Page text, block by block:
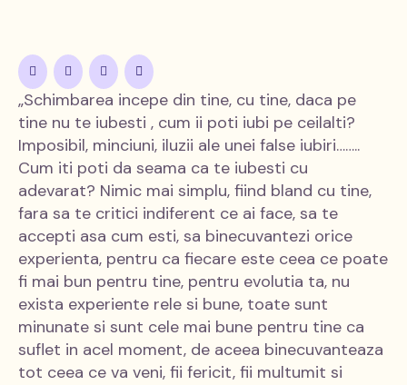
„Schimbarea incepe din tine, cu tine, daca pe
tine nu te iubesti , cum ii poti iubi pe ceilalti?
Imposibil, minciuni, iluzii ale unei false iubiri……..
Cum iti poti da seama ca te iubesti cu
adevarat? Nimic mai simplu, fiind bland cu tine,
fara sa te critici indiferent ce ai face, sa te
accepti asa cum esti, sa binecuvantezi orice
experienta, pentru ca fiecare este ceea ce poate
fi mai bun pentru tine, pentru evolutia ta, nu
exista experiente rele si bune, toate sunt
minunate si sunt cele mai bune pentru tine ca
suflet in acel moment, de aceea binecuvanteaza
tot ceea ce va veni, fii fericit, fii multumit si